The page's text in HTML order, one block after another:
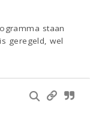
staan
geregeld, wel